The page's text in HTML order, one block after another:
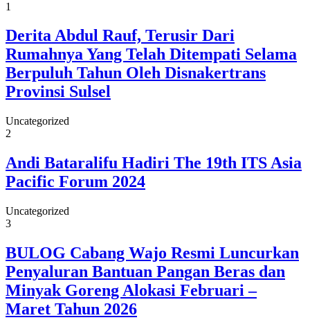
1
Derita Abdul Rauf, Terusir Dari
Rumahnya Yang Telah Ditempati Selama
Berpuluh Tahun Oleh Disnakertrans
Provinsi Sulsel
Uncategorized
2
Andi Bataralifu Hadiri The 19th ITS Asia
Pacific Forum 2024
Uncategorized
3
BULOG Cabang Wajo Resmi Luncurkan
Penyaluran Bantuan Pangan Beras dan
Minyak Goreng Alokasi Februari –
Maret Tahun 2026